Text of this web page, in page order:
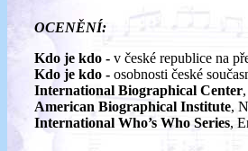
OCENĚNÍ:
Kdo je kdo - v české republice na
Kdo je kdo - osobnosti české
International Biographical Center
American Biographical Institute,
International Who’s Who Series,